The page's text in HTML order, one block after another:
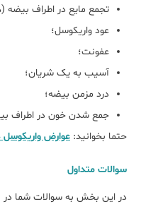
تجمع مایع در اطراف بیضه
عود واریکوسل؛
عفونت؛
آسیب به یک شریان؛
درد مزمن بیضه؛
جمع شدن خون در اطراف
حتما بخوانید: عوارض واریکوسل
سوالات متداول
در این بخش به سوالات شما